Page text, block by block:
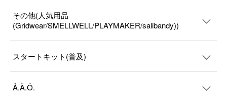
その他(人気用品
(Gridwear/SMELLWELL/PLAYMAKER/salibandy))
スタートキット(普及)
Å.Ä.Ö.